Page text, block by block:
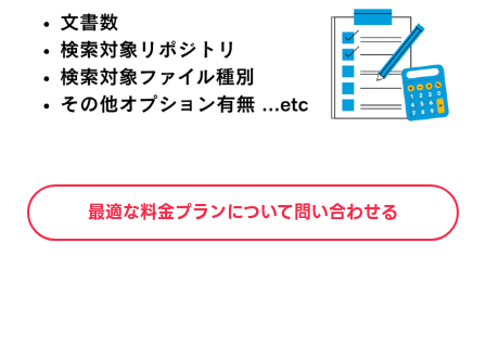
最適な料金プランについて問い合わせる